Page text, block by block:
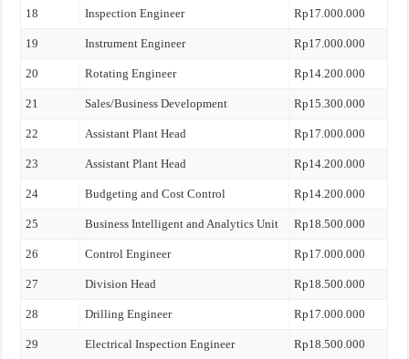
18 Inspection Engineer Rp17.000.000
19 Instrument Engineer Rp17.000.000
20 Rotating Engineer Rp14.200.000
21 Sales/Business Development Rp15.300.000
22 Assistant Plant Head Rp17.000.000
23 Assistant Plant Head Rp14.200.000
24 Budgeting and Cost Control Rp14.200.000
25 Business Intelligent and Analytics Unit Rp18.500.000
26 Control Engineer Rp17.000.000
27 Division Head Rp18.500.000
28 Drilling Engineer Rp17.000.000
29 Electrical Inspection Engineer Rp18.500.000